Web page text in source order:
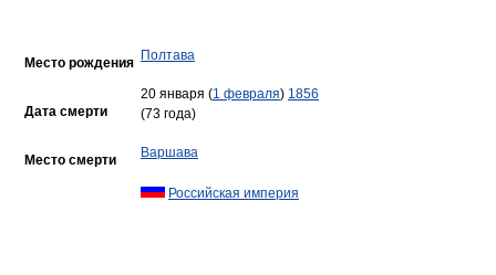
Место рождения Полтава
Дата смерти
20 января (1 февраля) 1856
(73 года)
Место смерти Варшава
Российская империя